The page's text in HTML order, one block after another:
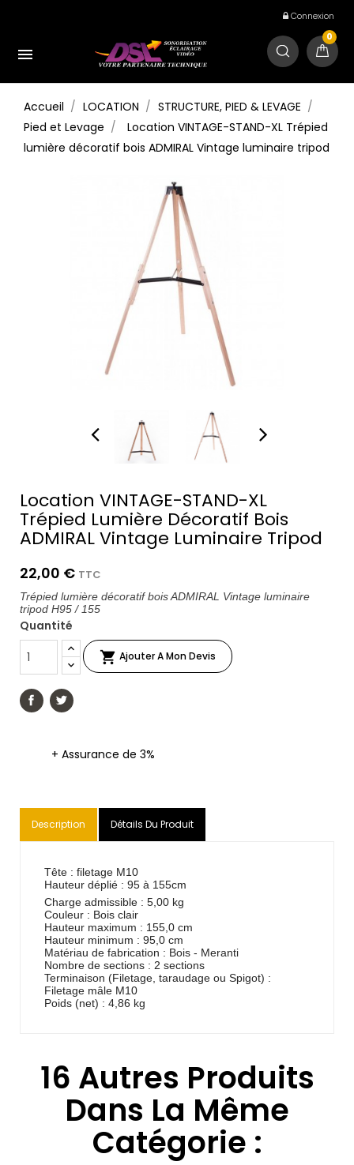
Connexion

0
Accueil LOCATION
STRUCTURE, PIED & LEVAGE
Pied et Levage
Location VINTAGE-STAND-XL Trépied
lumière décoratif bois ADMIRAL Vintage luminaire tripod
Location VINTAGE-STAND-XL
Trépied Lumière Décoratif Bois
ADMIRAL Vintage Luminaire Tripod
22,00 € TTC
Trépied lumière décoratif bois ADMIRAL Vintage luminaire
tripod H95 / 155
Quantité
 Ajouter A Mon Devis
+ Assurance de 3%
Description Détails Du Produit
Tête : filetage M10
Hauteur déplié : 95 à 155cm
Charge admissible : 5,00 kg
Couleur : Bois clair
Hauteur maximum : 155,0 cm
Hauteur minimum : 95,0 cm
Matériau de fabrication : Bois - Meranti
Nombre de sections : 2 sections
Terminaison (Filetage, taraudage ou Spigot) :
Filetage mâle M10
Poids (net) : 4,86 kg
16 Autres Produits
Dans La Même
Catégorie :